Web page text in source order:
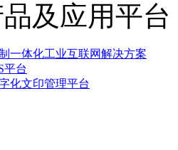
及应用平台
一体化工业互联网解决方案
平台
化文印管理平台